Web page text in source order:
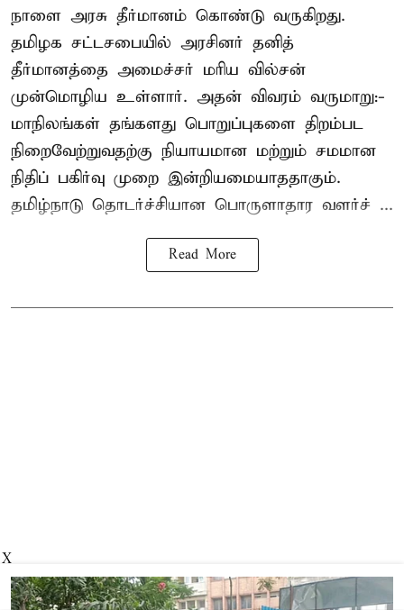
நாளை அரசு தீர்மானம் கொண்டு வருகிறது.
தமிழக சட்டசபையில் அரசினர் தனித்
தீர்மானத்தை அமைச்சர் மரிய வில்சன்
முன்மொழிய உள்ளார். அதன் விவரம் வருமாறு:-
மாநிலங்கள் தங்களது பொறுப்புகளை திறம்பட
நிறைவேற்றுவதற்கு நியாயமான மற்றும் சமமான
நிதிப் பகிர்வு முறை இன்றியமையாததாகும்.
தமிழ்நாடு தொடர்ச்சியான பொருளாதார வளர்ச் ...
Read More
X